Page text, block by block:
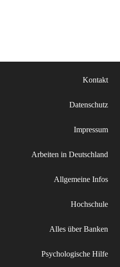
Kontakt
Datenschutz
Impressum
Arbeiten in Deutschland
Allgemeine Infos
Hochschule
Alles über Banken
Psychologische Hilfe